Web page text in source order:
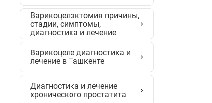
Варикоцелэктомия причины,
стадии, симптомы,
диагностика и лечение
Варикоцеле диагностика и
лечение в Ташкенте
Диагностика и лечение
хронического простатита